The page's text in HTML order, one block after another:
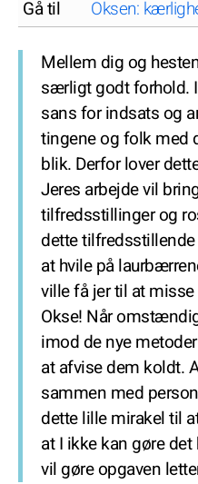
Gå til Oksen:
Mellem dig og
særligt godt forhold.
sans for indsats og
tingene og folk med
blik. Derfor lover
Jeres arbejde vil
tilfredsstillinger og
dette
at hvile på
ville få jer til at
Okse! Når
imod de nye
at afvise dem koldt.
sammen med
dette lille mirakel til
at I ikke kan gøre
vil gøre opgaven